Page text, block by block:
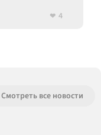
4
Смотреть все новости